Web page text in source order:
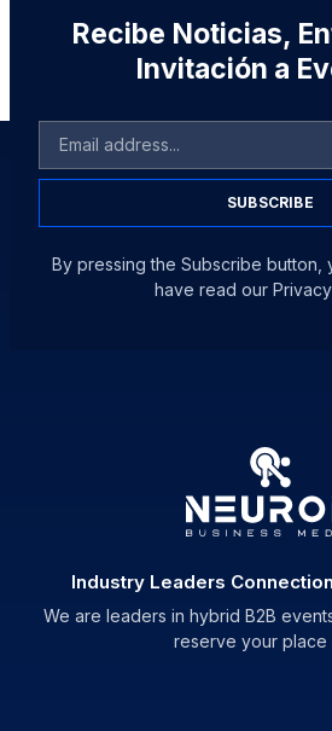
Recibe Noticias,
Invitación a
SUBSCRIBE
By pressing the Subscribe button,
have read our
Industry Leaders
We are leaders in hybrid B2B
reserve your place